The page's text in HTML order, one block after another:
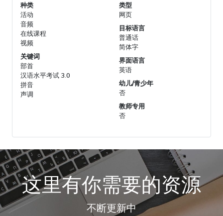
种类
活动
音频
在线课程
视频
关键词
部首
汉语水平考试 3.0
拼音
声调
类型
网页
目标语言
普通话
简体字
界面语言
英语
幼儿/青少年
否
教师专用
否
这里有你需要的资源
不断更新中